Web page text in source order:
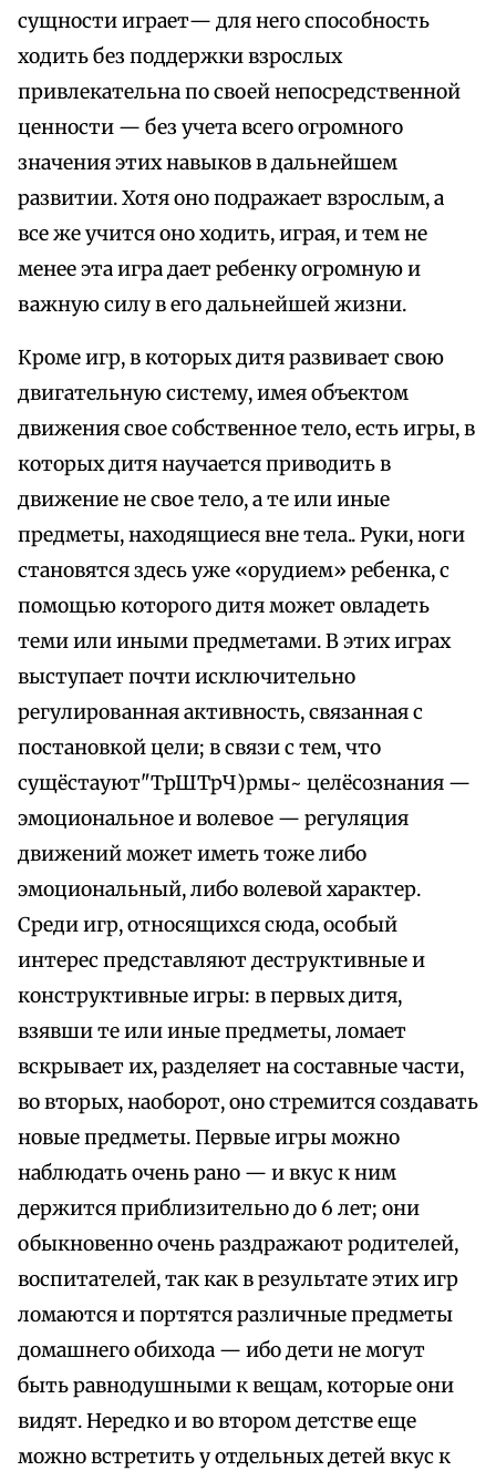
сущности играет— для него способность
ходить без поддержки взрослых
привлекательна по своей непосредственной
ценности — без учета всего огромного
значения этих навыков в дальнейшем
развитии. Хотя оно подражает взрослым, а
все же учится оно ходить, играя, и тем не
менее эта игра дает ребенку огромную и
важную силу в его дальнейшей жизни.
Кроме игр, в которых дитя развивает свою
двигательную систему, имея объектом
движения свое собственное тело, есть игры, в
которых дитя научается приводить в
движение не свое тело, а те или иные
предметы, находящиеся вне тела.. Руки, ноги
становятся здесь уже «орудием» ребенка, с
помощью которого дитя может овладеть
теми или иными предметами. В этих играх
выступает почти исключительно
регулированная активность, связанная с
постановкой цели; в связи с тем, что
сущёстауют"ТрШТрЧ)рмы~ целёсознания —
эмоциональное и волевое — регуляция
движений может иметь тоже либо
эмоциональный, либо волевой характер.
Среди игр, относящихся сюда, особый
интерес представляют деструктивные и
конструктивные игры: в первых дитя,
взявши те или иные предметы, ломает
вскрывает их, разделяет на составные части,
во вторых, наоборот, оно стремится создавать
новые предметы. Первые игры можно
наблюдать очень рано — и вкус к ним
держится приблизительно до 6 лет; они
обыкновенно очень раздражают родителей,
воспитателей, так как в результате этих игр
ломаются и портятся различные предметы
домашнего обихода — ибо дети не могут
быть равнодушными к вещам, которые они
видят. Нередко и во втором детстве еще
можно встретить у отдельных детей вкус к